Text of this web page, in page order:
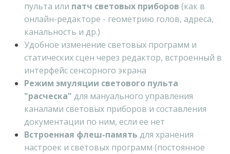
пульта или патч световых приборов (как в
онлайн-редакторе - геометрию голов, адреса,
канальность и др.)
Удобное изменение световых программ и
статических сцен через редактор, встроенный в
интерфейс сенсорного экрана
Режим эмуляции светового пульта
"расческа" для мануального управления
каналами световых приборов и составления
документации по ним, если ее нет
Встроенная флеш-память для хранения
настроек и световых программ (постоянное